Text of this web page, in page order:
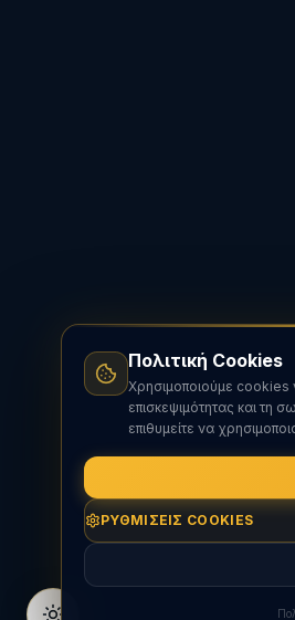
Πολιτική Cookies
Χρησιμοποιούμε cookies
επισκεψιμότητας και τη
επιθυμείτε να
ΡΥΘΜΊΣΕΙΣ COOKIES